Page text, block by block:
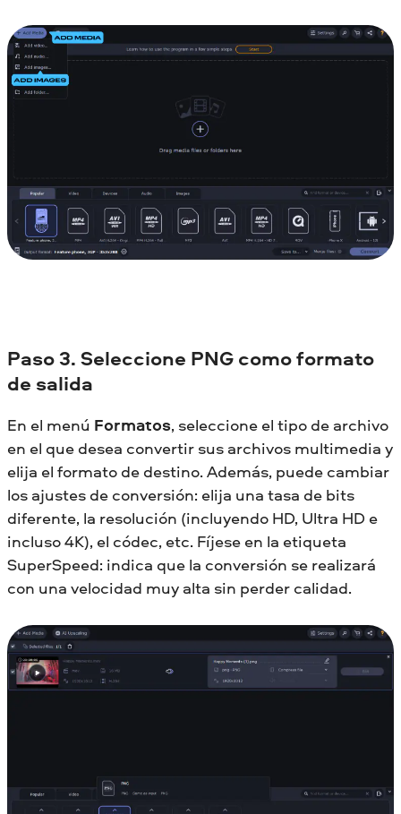
Paso 3. Seleccione PNG como formato
de salida
En el menú Formatos, seleccione el tipo de archivo
en el que desea convertir sus archivos multimedia y
elija el formato de destino. Además, puede cambiar
los ajustes de conversión: elija una tasa de bits
diferente, la resolución (incluyendo HD, Ultra HD e
incluso 4K), el códec, etc. Fíjese en la etiqueta
SuperSpeed: indica que la conversión se realizará
con una velocidad muy alta sin perder calidad.